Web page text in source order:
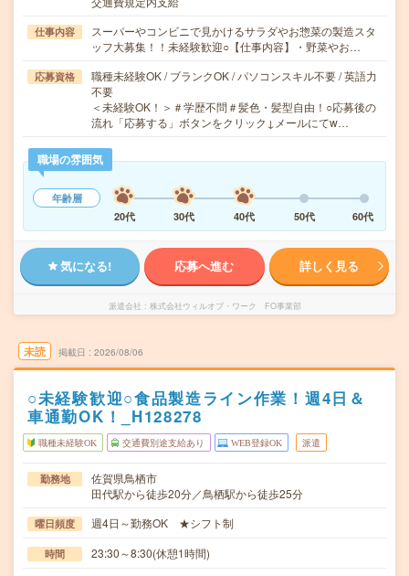
仕事内容
スーパーやコンビニで見かけるサラダやお惣菜の製造スタ
ッフ大募集！！未経験歓迎○【仕事内容】・野菜やお…
応募資格
職種未経験OK / ブランクOK / パソコンスキル不要 / 英語力
不要
＜未経験OK！＞＃学歴不問＃髪色・髪型自由！○応募後の
流れ「応募する」ボタンをクリック↓メールにてw…
職場の雰囲気
年齢層
20代
30代 40代 50代 60代
気になる! 応募へ進む 詳しく見る
派遣会社 株式会社ウィルオブ・ワーク FO事業部
未読 掲載日 2026/08/06
○未経験歓迎○食品製造ライン作業！週4日＆
車通勤OK！_H128278
職種未経験OK 交通費別途支給あり WEB登録OK 派遣
勤務地
佐賀県鳥栖市
田代駅から徒歩20分／鳥栖駅から徒歩25分
曜日頻度 週4日～勤務OK ★シフト制
時間 23:30～8:30(休憩1時間)